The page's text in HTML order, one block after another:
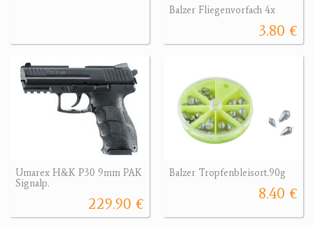
Balzer Fliegenvorfach 4x
3.80 €
Umarex H&K P30 9mm PAK
Signalp.
229.90 €
Balzer Tropfenbleisort.90g
8.40 €